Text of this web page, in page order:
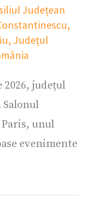
Județean
,
, Județul
2026, județul
Salonul
unul
evenimente